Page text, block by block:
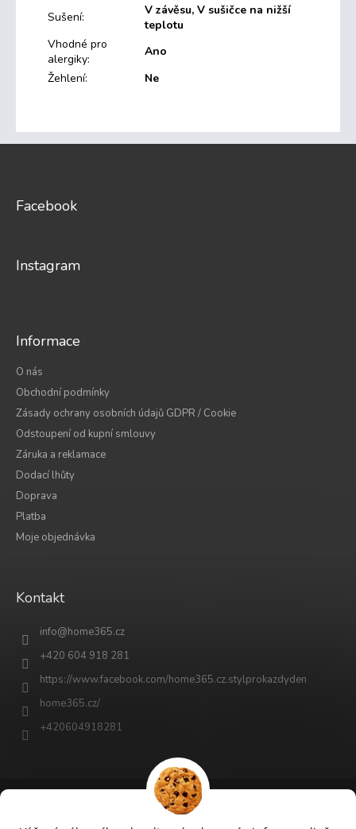
Sušení:
V závěsu, V sušičce na nižší
teplotu
Vhodné pro
alergiky:
Ano
Žehlení: Ne
Facebook
Instagram
Informace
O nás
Obchodní podmínky
Zásady ochrany osobních údajů GDPR / Cookie
Odstoupení od kupní smlouvy
Záruka a reklamace
Dodací lhůty
Doprava
Platba
Moje objednávka
Kontakt
info@home365.cz
+420 604 918 281
https://www.facebook.com/home365.cz.stylprokazdyden
home365.cz/
+420604918281
Vytvořil Shoptet